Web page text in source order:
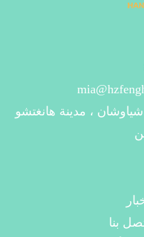
، مدينة هانغتشو
بنا